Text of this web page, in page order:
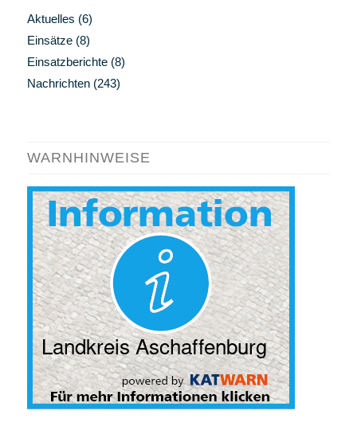
Aktuelles (6)
Einsätze(8)
Einsatzberichte(8)
Nachrichten(243)
WARNHINWEISE